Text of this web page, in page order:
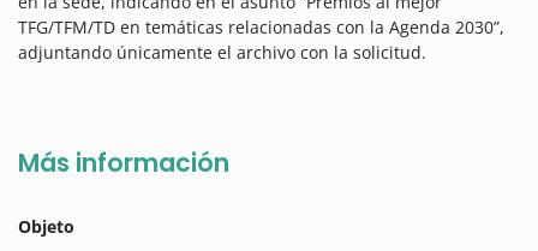
TFG/TFM/TD en temáticas relacionadas con la Agenda 2030”,
adjuntando únicamente el archivo con la solicitud.
Más información
Objeto